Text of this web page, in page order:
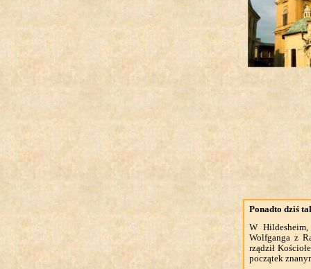
Ponadto dziś
W
Wolfganga z
rządził
początek